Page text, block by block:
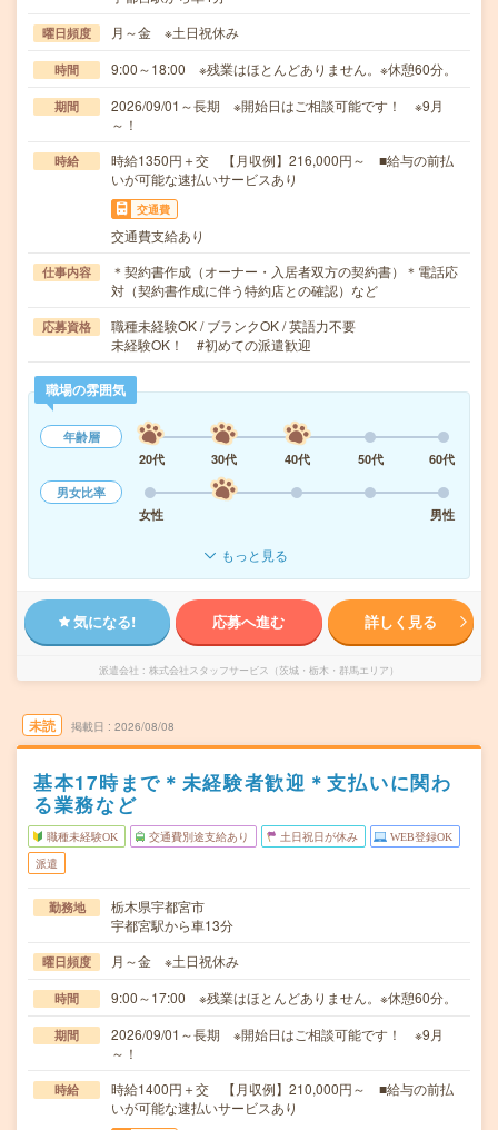
曜日頻度 月～金 ※土日祝休み
時間 9:00～18:00 ※残業はほとんどありません。※休憩60分。
期間
2026/09/01～長期 ※開始日はご相談可能です！ ※9月
～！
時給
時給1350円＋交 【月収例】216,000円～ ■給与の前払
いが可能な速払いサービスあり
交通費
交通費支給あり
仕事内容
＊契約書作成（オーナー・入居者双方の契約書）＊電話応
対（契約書作成に伴う特約店との確認）など
応募資格
職種未経験OK / ブランクOK / 英語力不要
未経験OK！ #初めての派遣歓迎
職場の雰囲気
年齢層
20代
30代 40代 50代
60代
男女比率
女性
男性
もっと見る
気になる! 応募へ進む 詳しく見る
派遣会社 株式会社スタッフサービス（茨城・栃木・群馬エリア）
未読 掲載日 2026/08/08
基本17時まで＊未経験者歓迎＊支払いに関わ
る業務など
職種未経験OK 交通費別途支給あり 土日祝日が休み WEB登録OK
派遣
勤務地
栃木県宇都宮市
宇都宮駅から車13分
曜日頻度 月～金 ※土日祝休み
時間 9:00～17:00 ※残業はほとんどありません。※休憩60分。
期間
2026/09/01～長期 ※開始日はご相談可能です！ ※9月
～！
時給
時給1400円＋交 【月収例】210,000円～ ■給与の前払
いが可能な速払いサービスあり